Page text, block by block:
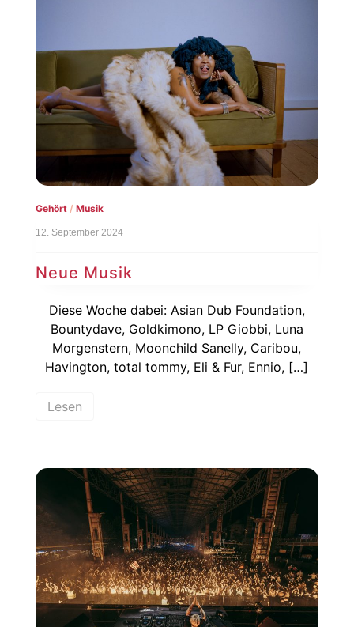
Gehört/ Musik
12. September 2024
Neue Musik
Diese Woche dabei: Asian Dub Foundation,
Bountydave, Goldkimono, LP Giobbi, Luna
Morgenstern, Moonchild Sanelly, Caribou,
Havington, total tommy, Eli & Fur, Ennio, […]
Lesen